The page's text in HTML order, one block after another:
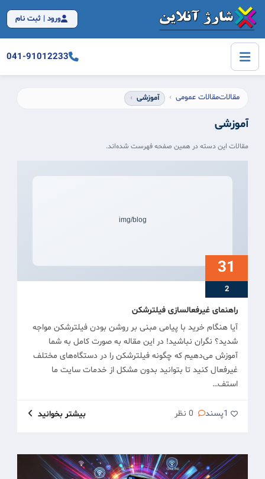
ورود | ثبت نام
041-91012233
مقالاتمقالات عمومی آموزشی
آموزشی
مقالات این دسته در همین صفحه فهرست شده‌اند.
31
2
راهنمای غیرفعالسازی فیلترشکن
آیا هنگام خرید با پیامی مبنی بر روشن بودن فیلترشکن مواجه
شدید؟ نگران نباشید! در این مقاله به صورت کامل به شما
آموزش می‌دهیم که چگونه فیلترشکن را در دستگاه‌های مختلف
غیرفعال کنید تا بتوانید بدون مشکل از خدمات سایت ما
استف…
1پسند بیشتر بخوانید